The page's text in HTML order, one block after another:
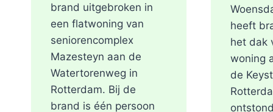
brand uitgebroken in
een flatwoning van
seniorencomplex
Mazesteyn aan de
Watertorenweg in
Rotterdam. Bij de
brand is één persoon
heeft
het dak
woning
de